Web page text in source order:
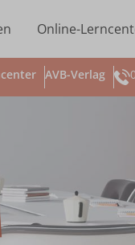
Online-
AVB-Verlag